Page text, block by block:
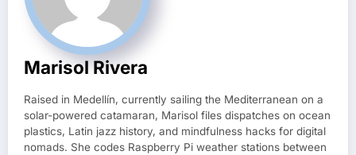
Marisol Rivera
Raised in Medellín, currently sailing the Mediterranean on a
solar-powered catamaran, Marisol files dispatches on ocean
plastics, Latin jazz history, and mindfulness hacks for digital
nomads. She codes Raspberry Pi weather stations between